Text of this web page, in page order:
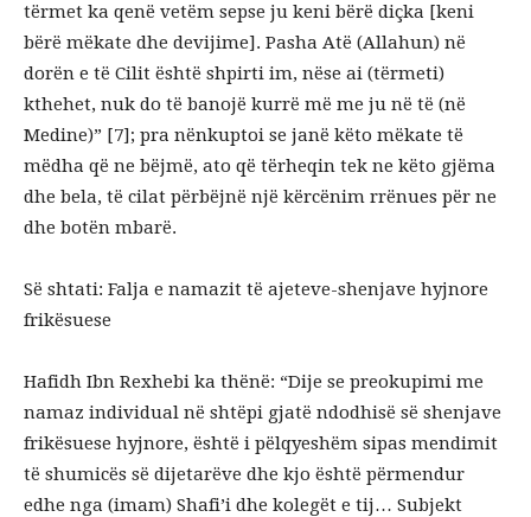
tërmet ka qenë vetëm sepse ju keni bërë diçka [keni
bërë mëkate dhe devijime]. Pasha Atë (Allahun) në
dorën e të Cilit është shpirti im, nëse ai (tërmeti)
kthehet, nuk do të banojë kurrë më me ju në të (në
Medine)” [7]; pra nënkuptoi se janë këto mëkate të
mëdha që ne bëjmë, ato që tërheqin tek ne këto gjëma
dhe bela, të cilat përbëjnë një kërcënim rrënues për ne
dhe botën mbarë.
Së shtati: Falja e namazit të ajeteve-shenjave hyjnore
frikësuese
Hafidh Ibn Rexhebi ka thënë: “Dije se preokupimi me
namaz individual në shtëpi gjatë ndodhisë së shenjave
frikësuese hyjnore, është i pëlqyeshëm sipas mendimit
të shumicës së dijetarëve dhe kjo është përmendur
edhe nga (imam) Shafi’i dhe kolegët e tij… Subjekt